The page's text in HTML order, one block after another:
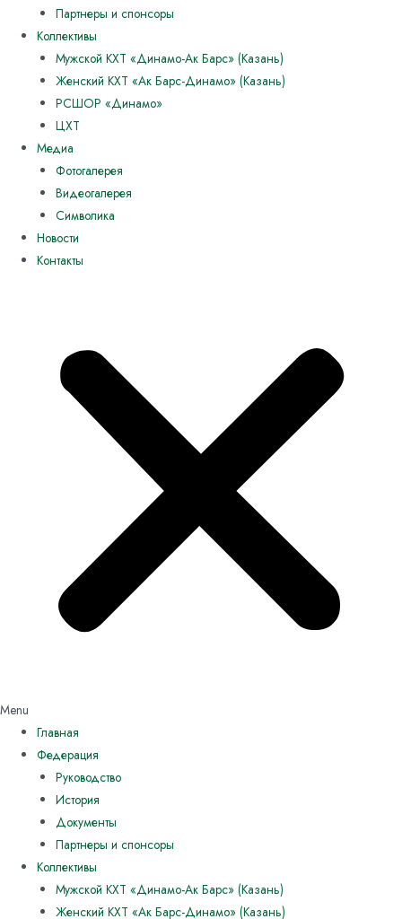
Партнеры и спонсоры
Коллективы
Мужской КХТ «Динамо-Ак Барс» (Казань)
Женский КХТ «Ак Барс-Динамо» (Казань)
РСШОР «Динамо»
ЦХТ
Медиа
Фотогалерея
Видеогалерея
Символика
Новости
Контакты
Menu
Главная
Федерация
Руководство
История
Документы
Партнеры и спонсоры
Коллективы
Мужской КХТ «Динамо-Ак Барс» (Казань)
Женский КХТ «Ак Барс-Динамо» (Казань)